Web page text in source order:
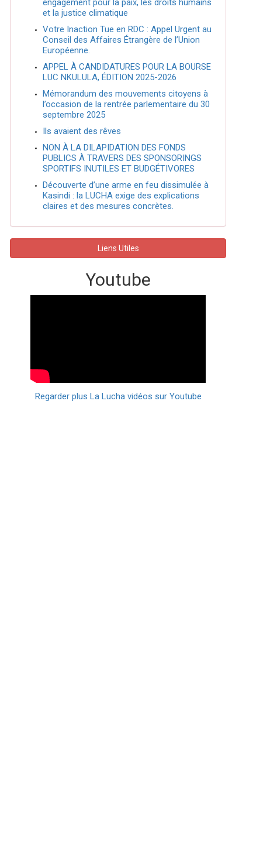
engagement pour la paix, les droits humains
et la justice climatique
Votre Inaction Tue en RDC : Appel Urgent au
Conseil des Affaires Étrangère de l’Union
Européenne.
APPEL À CANDIDATURES POUR LA BOURSE
LUC NKULULA, ÉDITION 2025-2026
Mémorandum des mouvements citoyens à
l’occasion de la rentrée parlementaire du 30
septembre 2025
Ils avaient des rêves
NON À LA DILAPIDATION DES FONDS
PUBLICS À TRAVERS DES SPONSORINGS
SPORTIFS INUTILES ET BUDGÉTIVORES
Découverte d’une arme en feu dissimulée à
Kasindi : la LUCHA exige des explications
claires et des mesures concrètes.
Liens Utiles
Youtube
Regarder plus La Lucha vidéos sur Youtube